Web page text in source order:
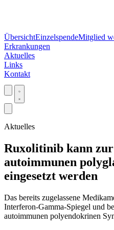
ÜbersichtEinzelspendeMitglied
Erkrankungen
Aktuelles
Links
Kontakt
Aktuelles
Ruxolitinib kann zur
autoimmunen
eingesetzt werden
Das bereits zugelassene
Interferon-Gamma-Spiegel und
autoimmunen polyendokrinen